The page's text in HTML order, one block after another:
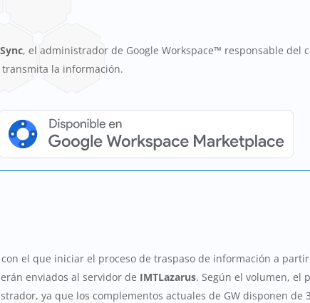
, el administrador de Google Workspace™ responsable del
transmita la información.
el que iniciar el proceso de traspaso de información a
enviados al servidor de IMTLazarus. Según el volumen, el
ya que los complementos actuales de GW disponen de